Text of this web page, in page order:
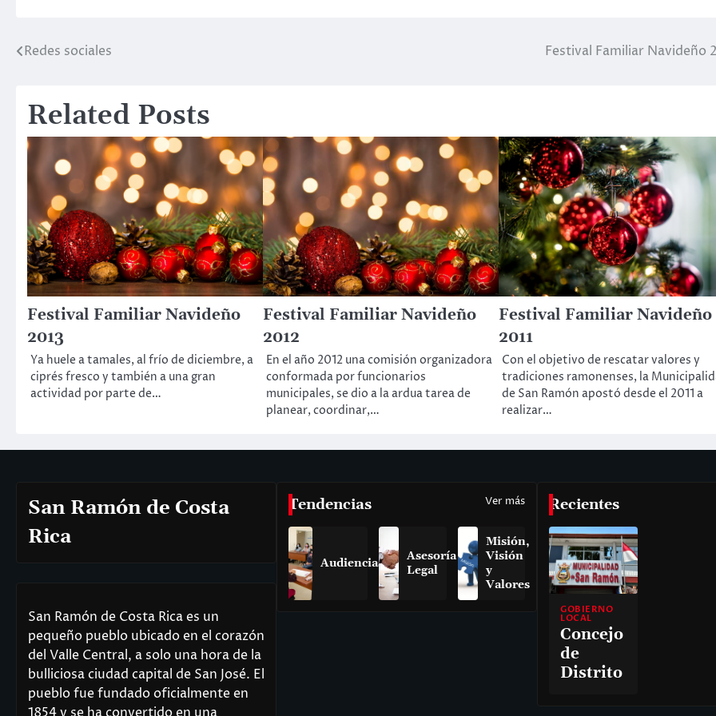
Post
Redes sociales Festival Familiar Navideño
Related Posts
Festival Familiar Navideño
2013
Ya huele a tamales, al frío de diciembre, a
ciprés fresco y también a una gran
actividad por parte de…
Festival Familiar Navideño
2012
En el año 2012 una comisión organizadora
conformada por funcionarios
municipales, se dio a la ardua tarea de
planear, coordinar,…
Festival Familiar Navideño
2011
Con el objetivo de rescatar valores y
tradiciones ramonenses, la
de San Ramón apostó desde el 2011 a
realizar…
San Ramón de Costa
Rica
San Ramón de Costa Rica es un
pequeño pueblo ubicado en el corazón
del Valle Central, a solo una hora de la
bulliciosa ciudad capital de San José. El
pueblo fue fundado oficialmente en
Tendencias Ver más
Audiencias
Asesoría
Legal
Misión,
Visión
y
Valores
Recientes
GOBIERNO
LOCAL
Concejo
de
Distrito